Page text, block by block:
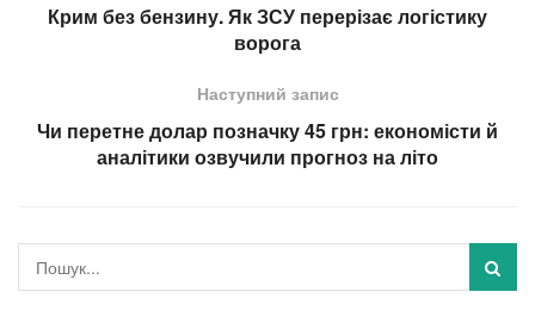
Крим без бензину. Як ЗСУ перерізає логістику
ворога
Наступний запис
Чи перетне долар позначку 45 грн: економісти й
аналітики озвучили прогноз на літо